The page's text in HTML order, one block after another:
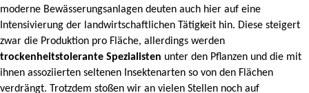
moderne Bewässerungsanlagen deuten auch hier auf eine
Intensivierung der landwirtschaftlichen Tätigkeit hin. Diese steigert
zwar die Produktion pro Fläche, allerdings werden
trockenheitstolerante Spezialisten unter den Pflanzen und die mit
ihnen assoziierten seltenen Insektenarten so von den Flächen
verdrängt. Trotzdem stoßen wir an vielen Stellen noch auf